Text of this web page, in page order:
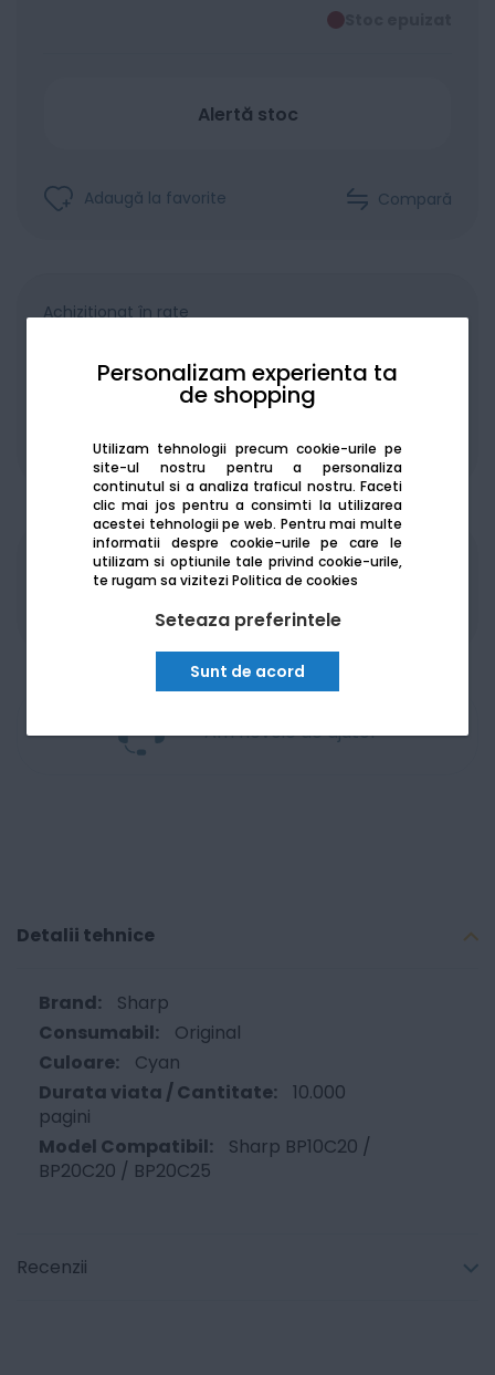
Personalizam experienta ta
de shopping
Utilizam tehnologii precum cookie-urile pe
site-ul nostru pentru a personaliza
continutul si a analiza traficul nostru. Faceti
clic mai jos pentru a consimti la utilizarea
acestei tehnologii pe web. Pentru mai multe
informatii despre cookie-urile pe care le
utilizam si optiunile tale privind cookie-urile,
te rugam sa viziteziPolitica de cookies
Seteaza preferintele
Sunt de acord
Alertă stoc
Adaugă la favorite Compară
Achiziționat în rate
De la: 177.22Lei / lună Vezi detalii
Produsele sunt disponibile pe platforma de
achizitii publiceSEAP/SICAP
Am nevoie de ajutor
Detalii tehnice
Sharp
Original
Cyan
10.000
pagini
Sharp BP10C20 /
BP20C20 / BP20C25
Recenzii